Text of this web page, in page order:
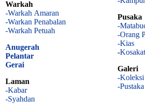
Warkah
-Warkah Amaran
-Warkan Penabalan
-Warkah Petuah
Anugerah
Pelantar
Gerai
Laman
-Kabar
-Syahdan
Pusaka
-
-Orang
-Kias
-
Galeri
-
-